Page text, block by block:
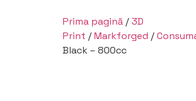
Prima pagină /3D
Print /Markforged /
Black – 800cc